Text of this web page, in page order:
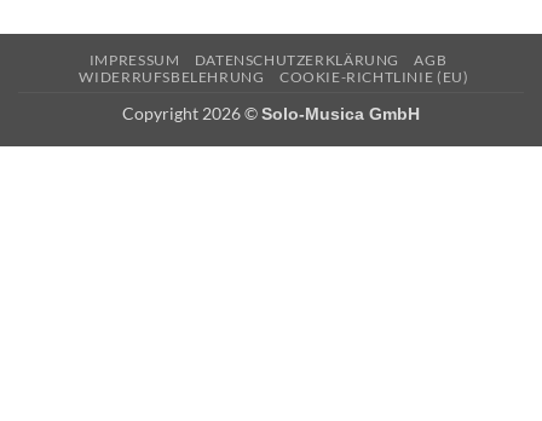
IMPRESSUM DATENSCHUTZERKLÄRUNG
AGB
WIDERRUFSBELEHRUNG
COOKIE-RICHTLINIE (EU)
Copyright 2026 ©Solo-Musica GmbH